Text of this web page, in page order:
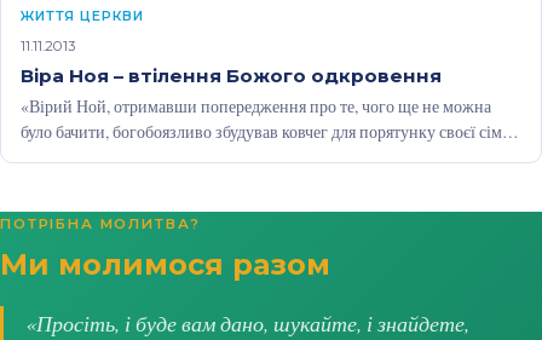
ЖИТТЯ ЦЕРКВИ
11.11.2013
Віра Ноя – втілення Божого одкровення
«Вірий Ной, отримавши попередження про те, чого ще не можна
було бачити, богобоязливо збудував ковчег для порятунку своєї сім’ї.
Своєю…
ПОТРІБНА МОЛИТВА?
Ми молимося разом
«Просіть, і буде вам дано, шукайте, і знайдете,